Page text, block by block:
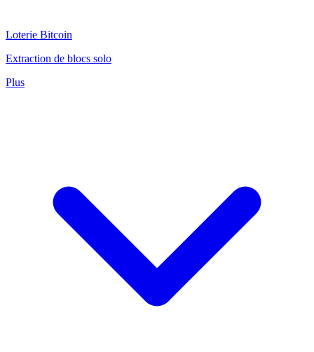
Loterie Bitcoin
Extraction de blocs solo
Plus